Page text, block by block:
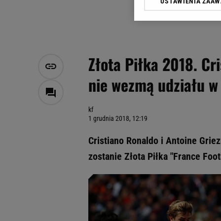
Złota Piłka 2018.
nie wezmą udziału
kf
1 grudnia 2018, 12:19
Cristiano Ronaldo i Antoine
zostanie Złota Piłka "France
Klikając „Akceptuję”
Zaufanych Partnerów i
My, nasi Zaufani
Przechowywanie
badnie odbiorców i